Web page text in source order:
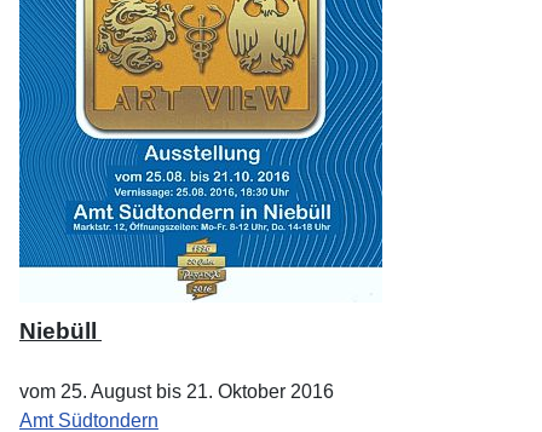
Niebüll
vom 25. August bis 21. Oktober 2016
Amt Südtondern